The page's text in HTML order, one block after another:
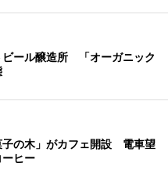
ビール醸造所 「オーガニック
子の木」がカフェ開設 電車望
ヒー